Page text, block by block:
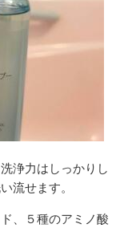
浄力はしっかりし
流せます。
、５種のアミノ酸